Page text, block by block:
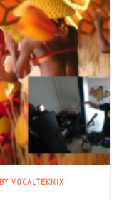
VOCALTEKNIX